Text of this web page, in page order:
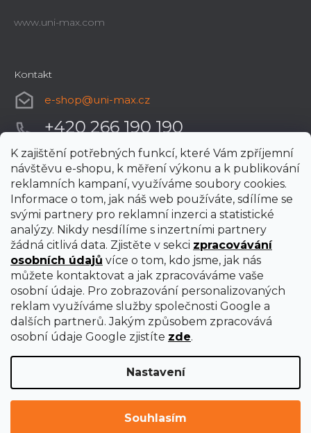
K zajištění potřebných funkcí, které Vám zpříjemní
návštěvu e-shopu, k měření výkonu a k publikování
reklamních kampaní, využíváme soubory cookies.
Informace o tom, jak náš web používáte, sdílíme se
svými partnery pro reklamní inzerci a statistické
analýzy. Nikdy nesdílíme s inzertními partnery
žádná citlivá data. Zjistěte v sekci zpracovávání
osobních údajů více o tom, kdo jsme, jak nás
můžete kontaktovat a jak zpracováváme vaše
osobní údaje. Pro zobrazování personalizovaných
reklam využíváme služby společnosti Google a
dalších partnerů. Jakým způsobem zpracovává
osobní údaje Google zjistíte zde.
Nastavení
Souhlasím
www.uni-max.com
Kontakt
e-shop@uni-max.cz
+420 266 190 190
nastavení cookies